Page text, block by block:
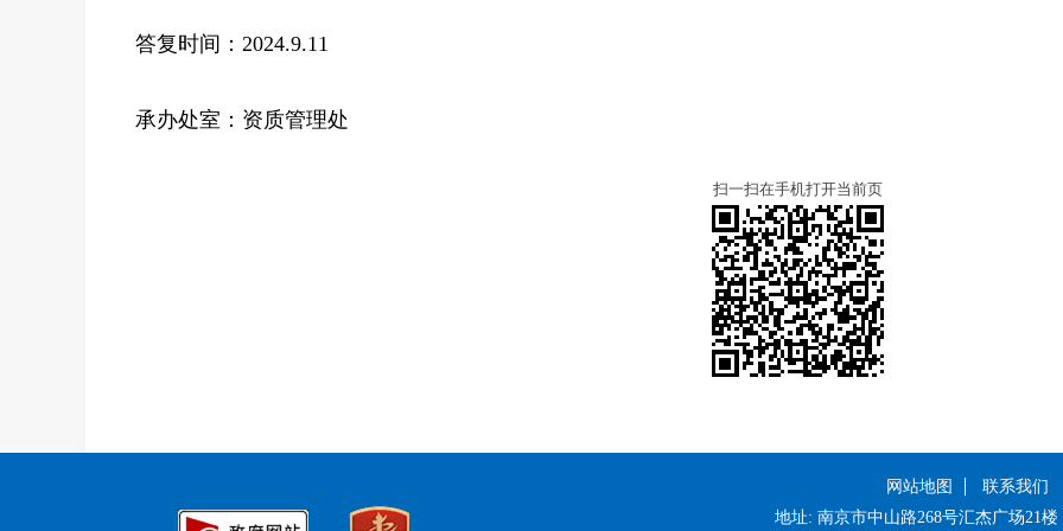
答复时间：2024.9.11
承办处室：资质管理处
扫一扫在手机打开当前页
网站地图
联系我们
地址: 南京市中山路268号汇杰广场21楼